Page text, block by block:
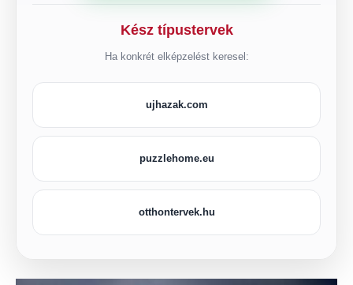
Kész típustervek
Ha konkrét elképzelést keresel:
ujhazak.com
puzzlehome.eu
otthontervek.hu